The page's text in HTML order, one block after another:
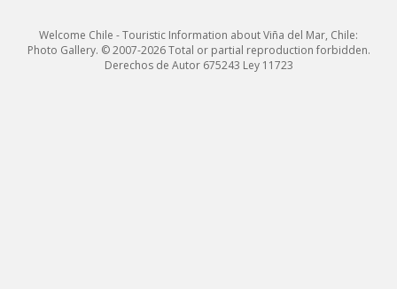
Welcome Chile - Touristic Information about Viña del Mar, Chile:
Photo Gallery. © 2007-2026 Total or partial reproduction forbidden.
Derechos de Autor 675243 Ley 11723